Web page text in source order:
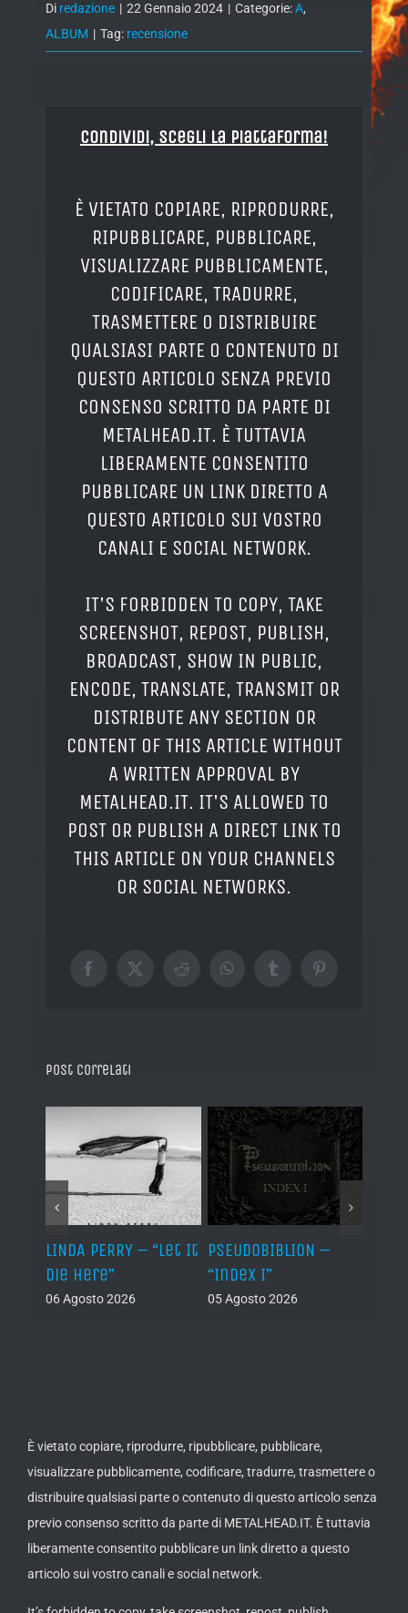
Di redazione | 22 Gennaio 2024 | Categorie:A,
ALBUM | Tag: recensione
Condividi, Scegli la piattaforma!
È VIETATO COPIARE, RIPRODURRE,
RIPUBBLICARE, PUBBLICARE,
VISUALIZZARE PUBBLICAMENTE,
CODIFICARE, TRADURRE,
TRASMETTERE O DISTRIBUIRE
QUALSIASI PARTE O CONTENUTO DI
QUESTO ARTICOLO SENZA PREVIO
CONSENSO SCRITTO DA PARTE DI
METALHEAD.IT. È TUTTAVIA
LIBERAMENTE CONSENTITO
PUBBLICARE UN LINK DIRETTO A
QUESTO ARTICOLO SUI VOSTRO
CANALI E SOCIAL NETWORK.
IT'S FORBIDDEN TO COPY, TAKE
SCREENSHOT, REPOST, PUBLISH,
BROADCAST, SHOW IN PUBLIC,
ENCODE, TRANSLATE, TRANSMIT OR
DISTRIBUTE ANY SECTION OR
CONTENT OF THIS ARTICLE WITHOUT
A WRITTEN APPROVAL BY
METALHEAD.IT. IT'S ALLOWED TO
POST OR PUBLISH A DIRECT LINK TO
THIS ARTICLE ON YOUR CHANNELS
OR SOCIAL NETWORKS.
Facebook
X RedditWhatsAppTumblrPinterest
Post correlati
LINDA PERRY – “Let It
Die Here”
06 Agosto 2026
PSEUDOBIBLION –
“Index I”
05 Agosto 2026
È vietato copiare, riprodurre, ripubblicare, pubblicare,
visualizzare pubblicamente, codificare, tradurre, trasmettere o
distribuire qualsiasi parte o contenuto di questo articolo senza
previo consenso scritto da parte di METALHEAD.IT. È tuttavia
liberamente consentito pubblicare un link diretto a questo
articolo sui vostro canali e social network.